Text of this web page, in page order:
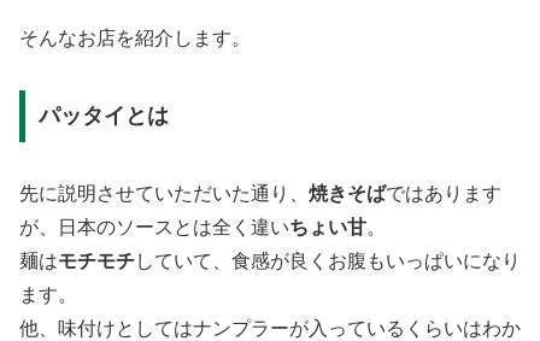
そんなお店を紹介します。
パッタイとは
先に説明させていただいた通り、 焼きそばではあります
が、日本のソースとは全く違いちょい甘。
麺はモチモチしていて、食感が良くお腹もいっぱいになり
ます。
他、味付けとしてはナンプラーが入っているくらいはわか